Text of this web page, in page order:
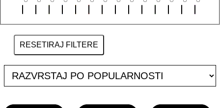
RESETIRAJ FILTERE